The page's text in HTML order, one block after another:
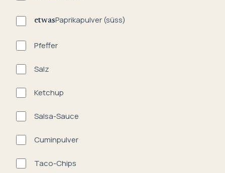
etwasPaprikapulver (süss)
Pfeffer
Salz
Ketchup
Salsa-Sauce
Cuminpulver
Taco-Chips